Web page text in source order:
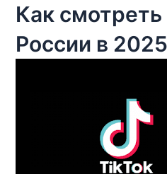
Как смотреть
России в